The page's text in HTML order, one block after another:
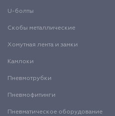
U-болты
Скобы металлические
Хомутная лента и замки
Камлоки
Пневмотрубки
Пневмофитинги
Пневматическое оборудование